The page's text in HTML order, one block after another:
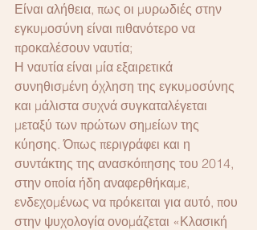
Είναι αλήθεια, πως οι μυρωδιές στην
εγκυμοσύνη είναι πιθανότερο να
προκαλέσουν ναυτία;
Η ναυτία είναι μία εξαιρετικά
συνηθισμένη όχληση της εγκυμοσύνης
και μάλιστα συχνά συγκαταλέγεται
μεταξύ των πρώτων σημείων της
κύησης. Όπως περιγράφει και η
συντάκτης της ανασκόπησης του 2014,
στην οποία ήδη αναφερθήκαμε,
ενδεχομένως να πρόκειται για αυτό, που
στην ψυχολογία ονομάζεται «Κλασική